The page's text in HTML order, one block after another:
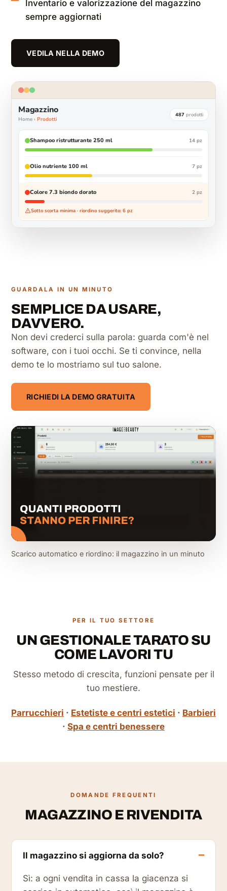
Inventario e valorizzazione del magazzino
sempre aggiornati
VEDILA NELLA DEMO
Magazzino
Home › Prodotti
487 prodotti
Shampoo ristrutturante 250 ml 14 pz
Olio nutriente 100 ml 7 pz
Colore 7.3 biondo dorato 2 pz
Sotto scorta minima · riordino suggerito: 6 pz
GUARDALA IN UN MINUTO
SEMPLICE DA USARE,
DAVVERO.
Non devi crederci sulla parola: guarda com'è nel
software, con i tuoi occhi. Se ti convince, nella
demo te lo mostriamo sul tuo salone.
RICHIEDI LA DEMO GRATUITA
Scarico automatico e riordino: il magazzino in un minuto
PER IL TUO SETTORE
UN GESTIONALE TARATO SU
COME LAVORI TU
Stesso metodo di crescita, funzioni pensate per il
tuo mestiere.
Parrucchieri · Estetiste e centri estetici · Barbieri
· Spa e centri benessere
DOMANDE FREQUENTI
MAGAZZINO E RIVENDITA
Il magazzino si aggiorna da solo?
Sì: a ogni vendita in cassa la giacenza si